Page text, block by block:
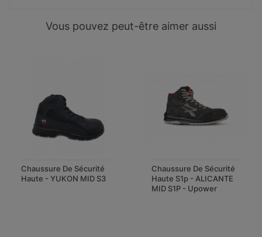
Vous pouvez peut-être aimer aussi
Chaussure De Sécurité
Haute - YUKON MID S3
Chaussure De Sécurité
Haute S1p - ALICANTE
MID S1P - Upower